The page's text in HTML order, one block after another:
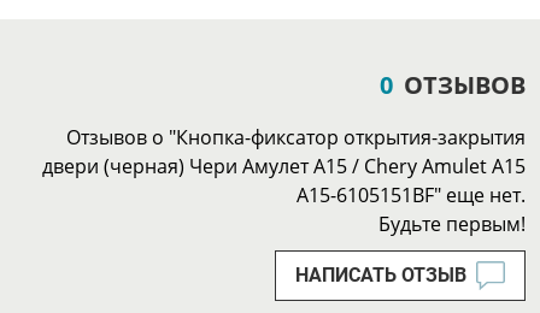
0 ОТЗЫВОВ
Отзывов о "Кнопка-фиксатор открытия-закрытия
двери (черная) Чери Амулет А15 / Chery Amulet A15
A15-6105151BF" еще нет.
Будьте первым!
НАПИСАТЬ ОТЗЫВ